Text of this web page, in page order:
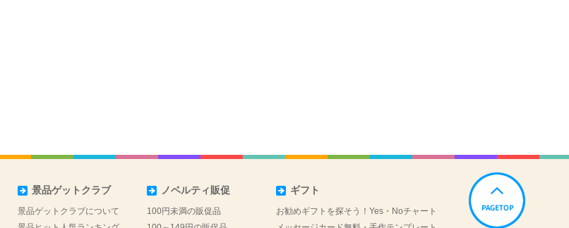
景品ゲットクラブ
景品ゲットクラブについて
ノベルティ販促
100円未満の販促品
ギフト
お勧めギフトを探そう！Yes・Noチャート